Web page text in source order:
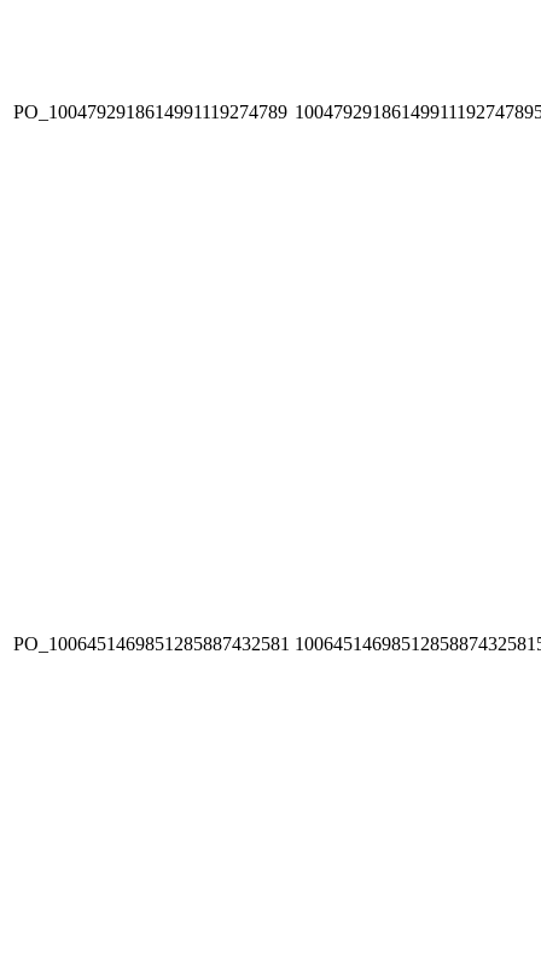
PO_1004792918614991119274789
PO_1006451469851285887432581